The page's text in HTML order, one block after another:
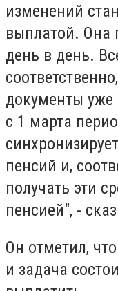
изменений
выплатой. Она
день в день.
документы уже
с 1 марта
пенсий и,
получать эти
пенсией", -
Он отметил,
и задача